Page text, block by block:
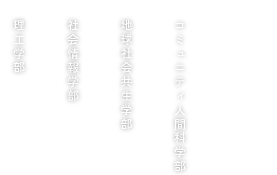
理工学部 社会情報学部 地球社会共生学部 コミュニティ人間科学部